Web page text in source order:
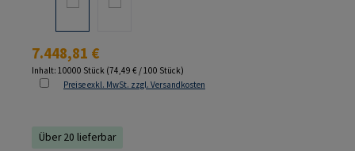
Regulärer Preis:
7.448,81 €
Inhalt: 10000 Stück (74,49 € / 100 Stück)
Preise exkl. MwSt. zzgl. Versandkosten
Über 20 lieferbar